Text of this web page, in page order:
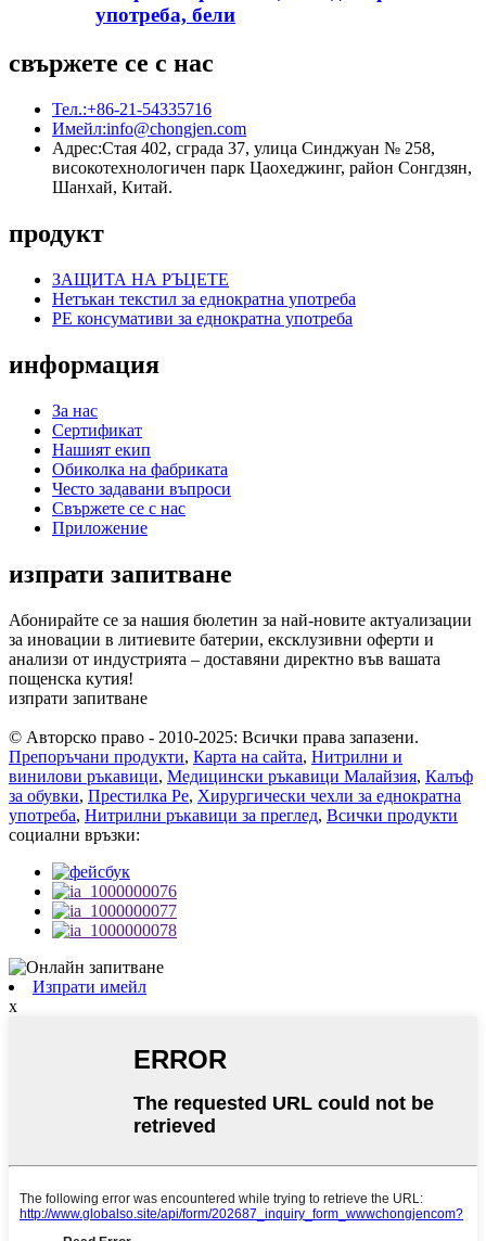
употреба, бели
свържете се с нас
Тел.:+86-21-54335716
Имейл:info@chongjen.com
Адрес:Стая 402, сграда 37, улица Синджуан № 258,
високотехнологичен парк Цаохеджинг, район Сонгдзян,
Шанхай, Китай.
продукт
ЗАЩИТА НА РЪЦЕТЕ
Нетъкан текстил за еднократна употреба
PE консумативи за еднократна употреба
информация
За нас
Сертификат
Нашият екип
Обиколка на фабриката
Често задавани въпроси
Свържете се с нас
Приложение
изпрати запитване
Абонирайте се за нашия бюлетин за най-новите актуализации
за иновации в литиевите батерии, ексклузивни оферти и
анализи от индустрията – доставяни директно във вашата
пощенска кутия!
изпрати запитване
© Авторско право - 2010-2025: Всички права запазени.
Препоръчани продукти, Карта на сайта, Нитрилни и
винилови ръкавици, Медицински ръкавици Малайзия, Калъф
за обувки, Престилка Pe, Хирургически чехли за еднократна
употреба, Нитрилни ръкавици за преглед, Всички продукти
социални връзки:
Изпрати имейл
x